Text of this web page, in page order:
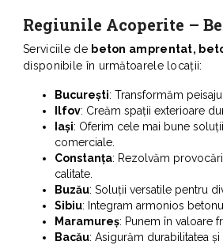
Regiunile Acoperite –
Serviciile de beton amprentat,
disponibile în următoarele locații:
București: Transformăm
Ilfov: Creăm spații exterioare
Iași: Oferim cele mai bune
comerciale.
Constanța: Rezolvăm
calitate.
Buzău: Soluții versatile pentru
Sibiu: Integram armonios
Maramureș: Punem în valoare
Bacău: Asigurăm durabilitatea